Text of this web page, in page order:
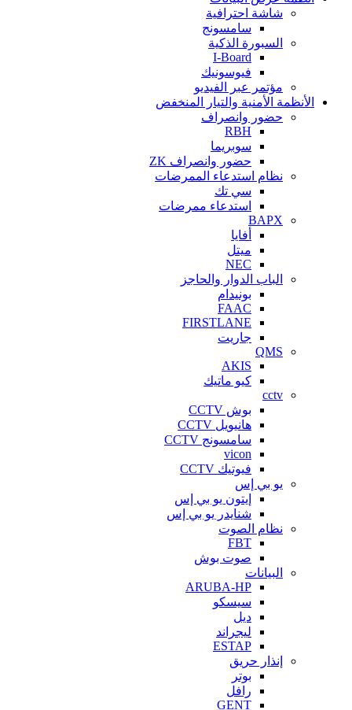
شاشة احترافية
سامسونج
السبورة الذكية
I-Board
فيوسونيك
مؤتمر عبر الفيديو
الأنظمة الأمنية والتيار المنخفض
حضور وانصراف
RBH
سوبريما
حضور وانصراف ZK
نظام استدعاء الممرضات
سي تك
استدعاء ممرضات
BAPX
أفايا
ميتل
NEC
الباب الدوار والحاجز
بونيدام
FAAC
FIRSTLANE
جاريت
QMS
AKIS
كيو ماتيك
cctv
بوش CCTV
هانيويل CCTV
سامسونج CCTV
vicon
فيوتيك CCTV
يو بي إس
إيتون يو بي إس
شنايدر يو بي إس
نظام الصوت
FBT
صوت بوش
البيانات
ARUBA-HP
سيسكو
ديل
ليجراند
ESTAP
إنذار حريق
بوتر
رافل
GENT